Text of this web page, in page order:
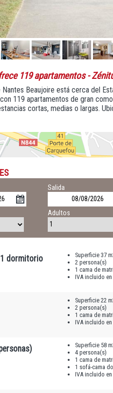
119 apartamentos-
Nantes Beaujoire está cerca del
119 apartamentos de gran
cortas, medias o largas.
Salida
Adultos
dormitorio
Superficie 37
2 persona(s)
1 cama de
IVA incluido
Superficie 22
2 persona(s)
1 cama de
IVA incluido
Superficie 58
4 persona(s)
1 cama de
1 sofá-cama
IVA incluido